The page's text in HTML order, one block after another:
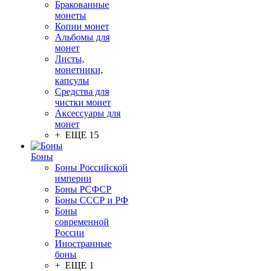
Бракованные
монеты
Копии монет
Альбомы для
монет
Листы,
монетники,
капсулы
Средства для
чистки монет
Аксессуары для
монет
+ ЕЩЕ 15
Боны
Боны Российской
империи
Боны РСФСР
Боны СССР и РФ
Боны
современной
России
Иностранные
боны
+ ЕЩЕ 1